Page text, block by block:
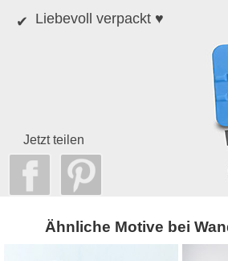
Liebevoll verpackt ♥
Jetzt teilen
Ähnliche Motive bei